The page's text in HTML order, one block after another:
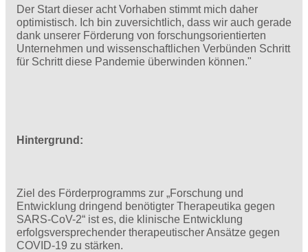
Der Start dieser acht Vorhaben stimmt mich daher
optimistisch. Ich bin zuversichtlich, dass wir auch gerade
dank unserer Förderung von forschungsorientierten
Unternehmen und wissenschaftlichen Verbünden Schritt
für Schritt diese Pandemie überwinden können."
Hintergrund:
Ziel des Förderprogramms zur „Forschung und
Entwicklung dringend benötigter Therapeutika gegen
SARS-CoV-2“ ist es, die klinische Entwicklung
erfolgsversprechender therapeutischer Ansätze gegen
COVID-19 zu stärken.